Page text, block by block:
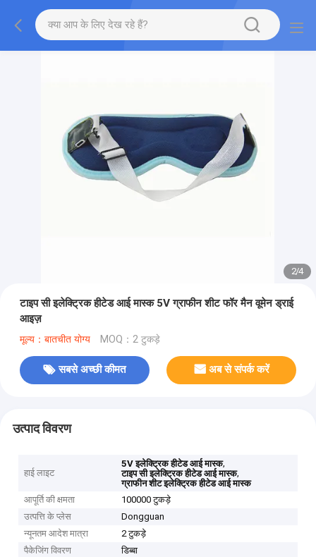
2/4
टाइप सी इलेक्ट्रिक हीटेड आई मास्क 5V ग्राफीन शीट फॉर मैन वूमेन ड्राई
आइज़
मूल्य：बातचीत योग्य MOQ：2 टुकड़े
सबसे अच्छी कीमत अब से संपर्क करें
उत्पाद विवरण
हाई लाइट
5V इलेक्ट्रिक हीटेड आई मास्क,
टाइप सी इलेक्ट्रिक हीटेड आई मास्क,
ग्राफीन शीट इलेक्ट्रिक हीटेड आई मास्क
आपूर्ति की क्षमता
100000 टुकड़े
उत्पत्ति के प्लेस
Dongguan
न्यूनतम आदेश मात्रा
2 टुकड़े
पैकेजिंग विवरण
डिब्बा